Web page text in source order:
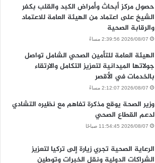
حصول مركز أبحاث وأمراض الكبد والقلب بكفر
الشيخ على اعتماد من الهيئة العامة للاعتماد
والرقابة الصحية
2026/08/07 2:39:56 مساءً
الهيئة العامة للتأمين الصحي الشامل تواصل
جولاتها الميدانية لتعزيز التكامل والارتقاء
بالخدمات في الأقصر
2026/08/07 2:12:07 مساءً
وزير الصحة يوقع مذكرة تفاهم مع نظيره التشادي
لدعم القطاع الصحي
2026/08/07 11:54:45 صباحًا
الرعاية الصحية تجري زيارة إلى تركيا لتعزيز
الشراكات الدولية ونقل الخبرات وتوطين